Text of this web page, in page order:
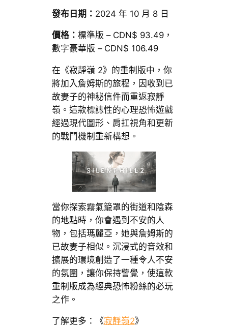
發布日期： 2024 年 10 月 8 日
價格： 標準版 – CDN$ 93.49，
數字豪華版 – CDN$ 106.49
在《寂靜嶺 2》的重制版中，你
將加入詹姆斯的旅程，因收到已
故妻子的神秘信件而重返寂靜
嶺。這款標誌性的心理恐怖遊戲
經過現代圖形、肩扛視角和更新
的戰鬥機制重新構想。
當你探索霧氣籠罩的街道和陰森
的地點時，你會遇到不安的人
物，包括瑪麗亞，她與詹姆斯的
已故妻子相似。沉浸式的音效和
擴展的環境創造了一種令人不安
的氛圍，讓你保持警覺，使這款
重制版成為經典恐怖粉絲的必玩
之作。
了解更多：《寂靜嶺2》